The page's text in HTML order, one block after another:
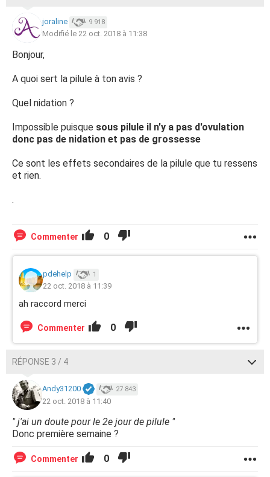
joraline 9 918
Modifié le 22 oct. 2018 à 11:38
Bonjour,
A quoi sert la pilule à ton avis ?
Quel nidation ?
Impossible puisque sous pilule il n'y a pas d'ovulation
donc pas de nidation et pas de grossesse
Ce sont les effets secondaires de la pilule que tu ressens
et rien.
.
Commenter 0
pdehelp 1
22 oct. 2018 à 11:39
ah raccord merci
Commenter 0
RÉPONSE 3 / 4
Andy31200 27 843
22 oct. 2018 à 11:40
" j'ai un doute pour le 2e jour de pilule "
Donc première semaine ?
Commenter 0